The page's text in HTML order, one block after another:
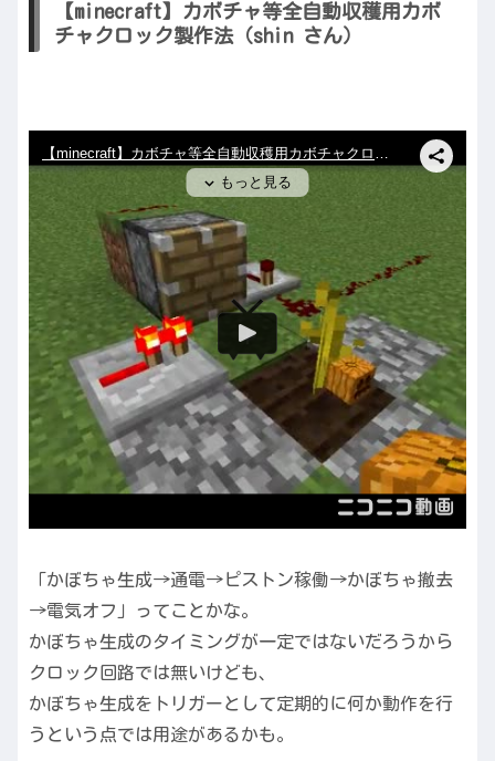
【minecraft】カボチャ等全自動収穫用カボ
チャクロック製作法（shin さん）
「かぼちゃ生成→通電→ピストン稼働→かぼちゃ撤去
→電気オフ」ってことかな。
かぼちゃ生成のタイミングが一定ではないだろうから
クロック回路では無いけども、
かぼちゃ生成をトリガーとして定期的に何か動作を行
うという点では用途があるかも。